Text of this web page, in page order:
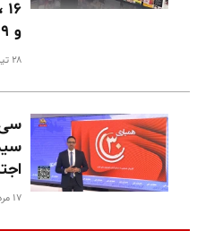
و ۹ اوت ۲۰۲۶
۲۸ تیر ۱۴۰۵
۱۷ مرداد ۱۴۰۵